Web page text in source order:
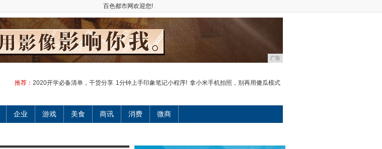
百色都市网欢迎您!
广告
推荐： 2020开学必备清单，干货分享 1分钟上手印象笔记小程序! 拿小米手机拍照，别再用傻瓜模式
企业 游戏 美食 商讯 消费 微商